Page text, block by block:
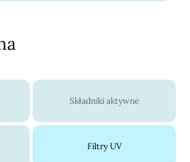
Składniki aktywne
Filtry UV